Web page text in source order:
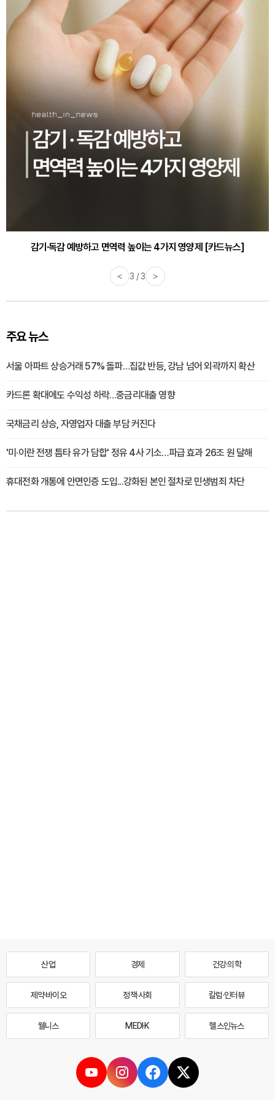
감기·독감 예방하고 면역력 높이는 4가지 영양제 [카드뉴스]
< 3 / 3 >
주요 뉴스
서울 아파트 상승거래 57% 돌파…집값 반등, 강남 넘어 외곽까지 확산
카드론 확대에도 수익성 하락…중금리대출 영향
국채금리 상승, 자영업자 대출 부담 커진다
'미·이란 전쟁 틈타 유가 담합' 정유 4사 기소…파급 효과 26조 원 달해
휴대전화 개통에 안면인증 도입...강화된 본인 절차로 민생범죄 차단
산업 경제 건강·의학
제약·바이오 정책·사회 칼럼·인터뷰
웰니스 MEDI·K 헬스인뉴스